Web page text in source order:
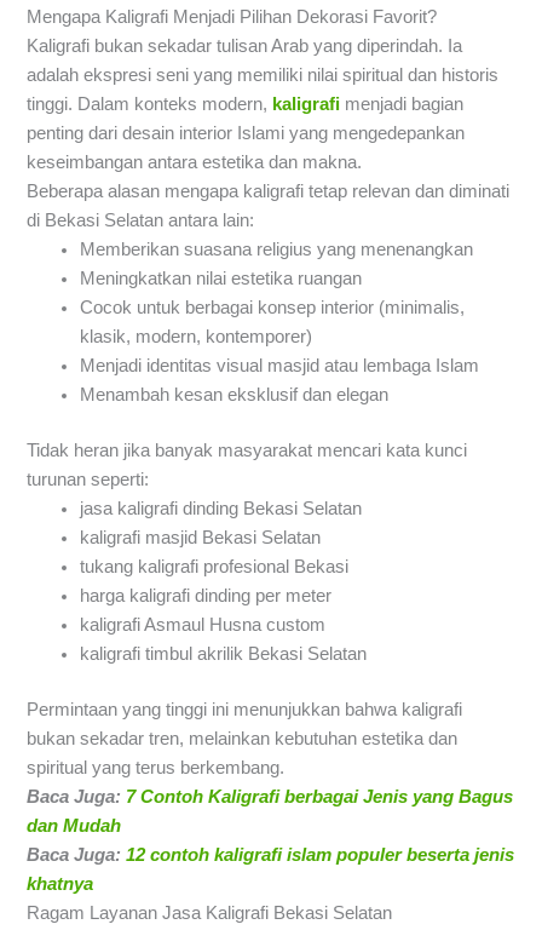
Mengapa Kaligrafi Menjadi Pilihan Dekorasi Favorit?
Kaligrafi bukan sekadar tulisan Arab yang diperindah. Ia
adalah ekspresi seni yang memiliki nilai spiritual dan historis
tinggi. Dalam konteks modern, kaligrafi menjadi bagian
penting dari desain interior Islami yang mengedepankan
keseimbangan antara estetika dan makna.
Beberapa alasan mengapa kaligrafi tetap relevan dan diminati
di Bekasi Selatan antara lain:
Memberikan suasana religius yang menenangkan
Meningkatkan nilai estetika ruangan
Cocok untuk berbagai konsep interior (minimalis,
klasik, modern, kontemporer)
Menjadi identitas visual masjid atau lembaga Islam
Menambah kesan eksklusif dan elegan
Tidak heran jika banyak masyarakat mencari kata kunci
turunan seperti:
jasa kaligrafi dinding Bekasi Selatan
kaligrafi masjid Bekasi Selatan
tukang kaligrafi profesional Bekasi
harga kaligrafi dinding per meter
kaligrafi Asmaul Husna custom
kaligrafi timbul akrilik Bekasi Selatan
Permintaan yang tinggi ini menunjukkan bahwa kaligrafi
bukan sekadar tren, melainkan kebutuhan estetika dan
spiritual yang terus berkembang.
Baca Juga: 7 Contoh Kaligrafi berbagai Jenis yang Bagus
dan Mudah
Baca Juga:12 contoh kaligrafi islam populer beserta jenis
khatnya
Ragam Layanan Jasa Kaligrafi Bekasi Selatan